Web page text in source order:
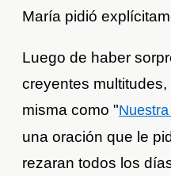
María pidió
Luego de haber
creyentes
misma como "
una oración que le
rezaran todos los